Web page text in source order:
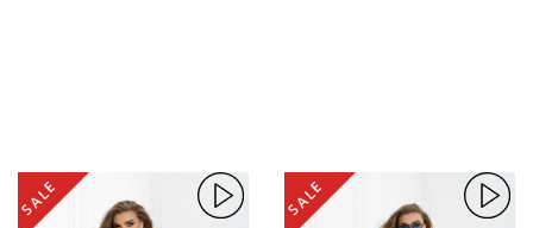
SALE SALE